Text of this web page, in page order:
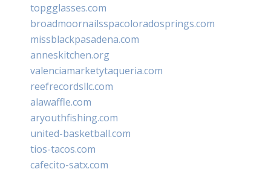
topgglasses.com
broadmoornailsspacoloradosprings.com
missblackpasadena.com
anneskitchen.org
valenciamarketytaqueria.com
reefrecordsllc.com
alawaffle.com
aryouthfishing.com
united-basketball.com
tios-tacos.com
cafecito-satx.com